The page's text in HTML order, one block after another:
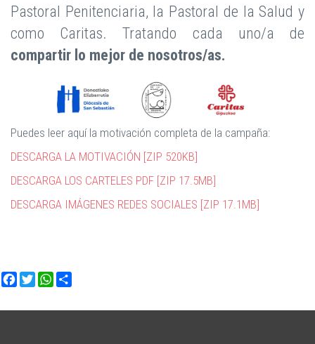
Pastoral Penitenciaria, la Pastoral de la Salud y
como Caritas. Tratando cada uno/a de
compartir lo mejor de nosotros/as.
Puedes leer aquí la motivación completa de la campaña:
DESCARGA LA MOTIVACIÓN [ZIP 520KB]
DESCARGA LOS CARTELES PDF [ZIP 17.5MB]
DESCARGA IMÁGENES REDES SOCIALES [ZIP 17.1MB]
Facebook
TwitterWhatsApp